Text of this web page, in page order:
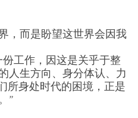
，而是盼望这世界会因我
工作，因这是关乎于整
人生方向、身分体认、力
身处时代的困境，正是
”